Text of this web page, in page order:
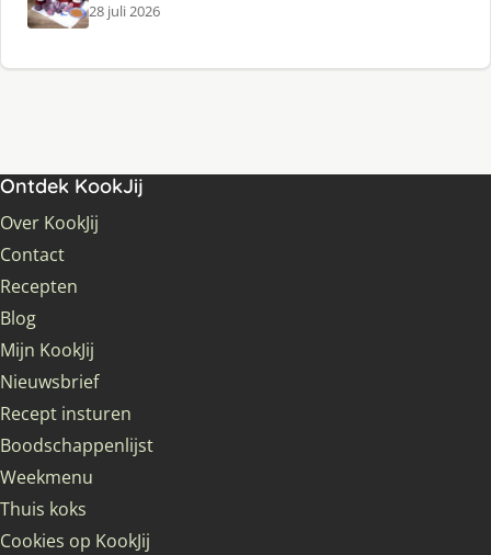
28 juli 2026
Ontdek KookJij
Over KookJij
Contact
Recepten
Blog
Mijn KookJij
Nieuwsbrief
Recept insturen
Boodschappenlijst
Weekmenu
Thuis koks
Cookies op KookJij